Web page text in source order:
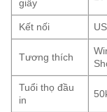
giấy
Kết nối
Tương thích
Tuổi thọ đầu
in